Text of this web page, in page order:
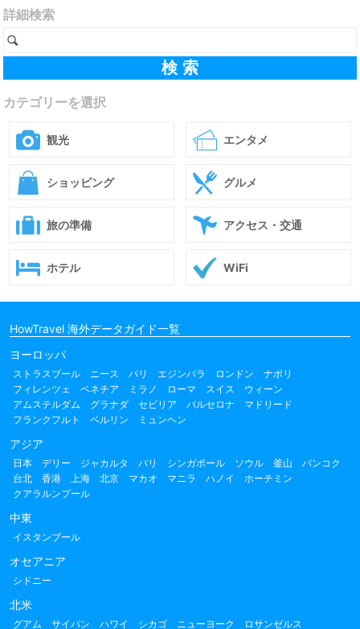
詳細検索
カテゴリーを選択
観光 エンタメ
ショッピング グルメ
旅の準備 アクセス・交通
ホテル WiFi
HowTravel 海外データガイド一覧
ヨーロッパ
ストラスブール ニース パリ エジンバラ ロンドン
ナポリ
フィレンツェ
ベネチア ミラノ ローマ スイス
ウィーン
アムステルダム
グラナダ セビリア バルセロナ
マドリード
フランクフルト
ベルリン ミュンヘン
アジア
日本 デリー ジャカルタ バリ シンガポール ソウル 釜山
バンコク
台北
香港 上海 北京 マカオ マニラ ハノイ
ホーチミン
クアラルンプール
中東
イスタンブール
オセアニア
シドニー
北米
グアム サイパン ハワイ シカゴ ニューヨーク ロサンゼルス